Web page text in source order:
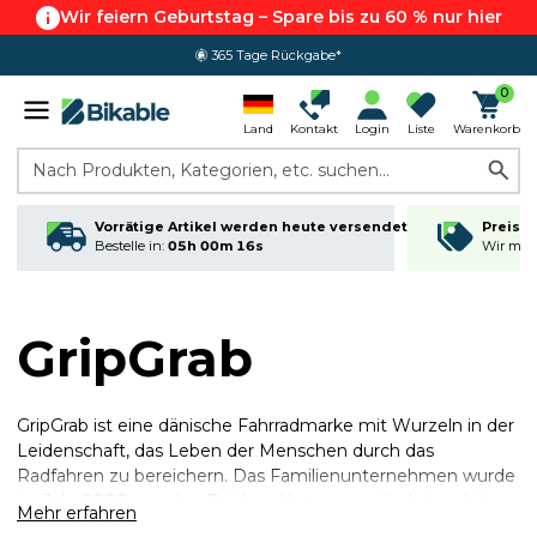
Wir feiern Geburtstag – Spare bis zu 60 % nur hier
365 Tage Rückgabe*
Land Kontakt Login Liste
0
Warenkorb
Nach Produkten, Kategorien, etc. suchen...
Vorrätige Artikel werden heute versendet
Bestelle in: 05h 00m 15s
Wir
GripGrab
GripGrab ist eine dänische Fahrradmarke mit Wurzeln in der
Leidenschaft, das Leben der Menschen durch das
Radfahren zu bereichern. Das Familienunternehmen wurde
heute im skandinavischen Klima verwurzelt - geprägt von
Mehr erfahren